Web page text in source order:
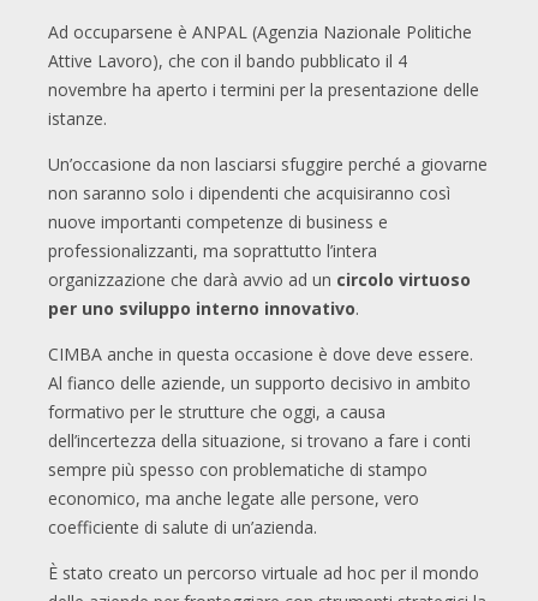
Ad occuparsene è ANPAL (Agenzia Nazionale Politiche
Attive Lavoro), che con il bando pubblicato il 4
novembre ha aperto i termini per la presentazione delle
istanze.
Un’occasione da non lasciarsi sfuggire perché a giovarne
non saranno solo i dipendenti che acquisiranno così
nuove importanti competenze di business e
professionalizzanti, ma soprattutto l’intera
organizzazione che darà avvio ad un circolo virtuoso
per uno sviluppo interno innovativo.
CIMBA anche in questa occasione è dove deve essere.
Al fianco delle aziende, un supporto decisivo in ambito
formativo per le strutture che oggi, a causa
dell’incertezza della situazione, si trovano a fare i conti
sempre più spesso con problematiche di stampo
economico, ma anche legate alle persone, vero
coefficiente di salute di un’azienda.
È stato creato un percorso virtuale ad hoc per il mondo